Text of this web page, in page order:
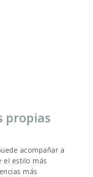
propias
acompañar a
el estilo más
más